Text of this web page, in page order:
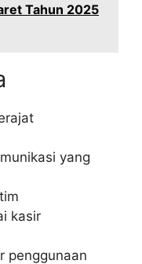
Tahun 2025
yang
kasir
penggunaan